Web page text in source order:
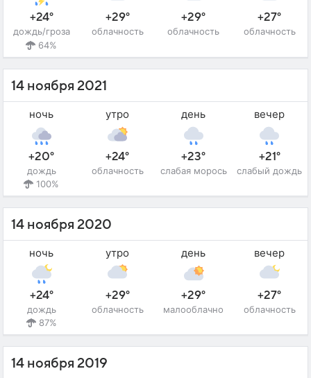
+24°
дождь/гроза
64%
+29°
облачность
+29°
облачность
+27°
облачность
14 ноября 2021
ночь
+20°
дождь
100%
утро
+24°
облачность
день
+23°
слабая морось
вечер
+21°
слабый дождь
14 ноября 2020
ночь
+24°
дождь
87%
утро
+29°
облачность
день
+29°
малооблачно
вечер
+27°
облачность
14 ноября 2019